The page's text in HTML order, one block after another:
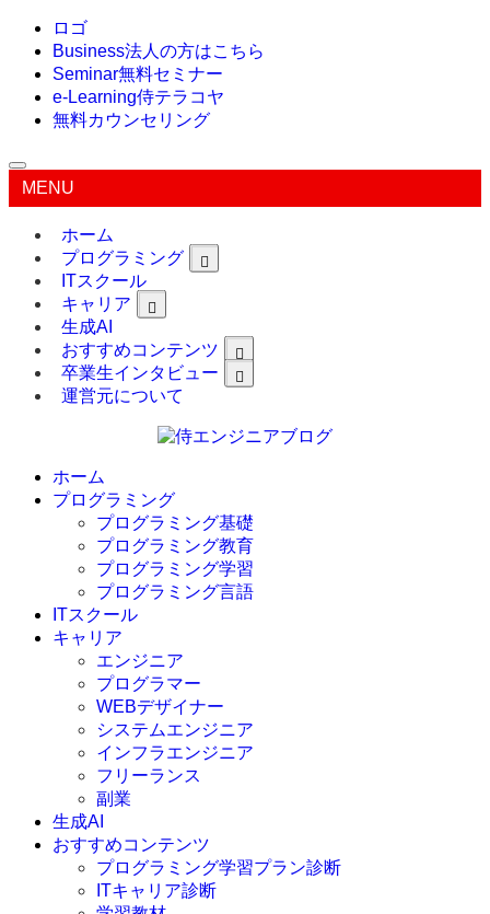
ロゴ
Business法人の方はこちら
Seminar無料セミナー
e-Learning侍テラコヤ
無料カウンセリング
MENU
ホーム
プログラミング
ITスクール
キャリア
生成AI
おすすめコンテンツ
卒業生インタビュー
運営元について
ホーム
プログラミング
プログラミング基礎
プログラミング教育
プログラミング学習
プログラミング言語
C言語
C#
VBA
Go言語
Kotlin
Java
JavaScript
Swift
Ruby
その他言語
ITスクール
キャリア
エンジニア
プログラマー
WEBデザイナー
システムエンジニア
インフラエンジニア
フリーランス
副業
生成AI
おすすめコンテンツ
プログラミング学習プラン診断
ITキャリア診断